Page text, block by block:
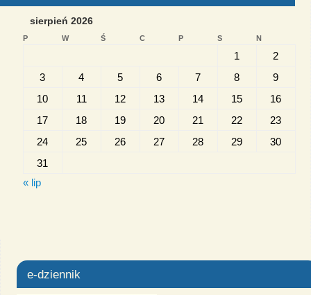
sierpień 2026
P W Ś C P S N
1
2
3
4 5 6 7 8
9
10
11 12 13 14 15
16
17
18 19 20 21 22
23
24
25 26 27 28 29
30
31
« lip
e-dziennik